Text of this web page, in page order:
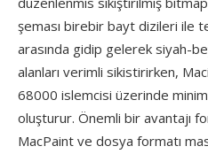
şeması birebir bayt dizileri ile
arasında gidip gelerek siyah-
alanları verimli sikistirirken,
68000 islemcisi üzerinde
oluşturur. Önemli bir avantajı
MacPaint ve dosya formatı